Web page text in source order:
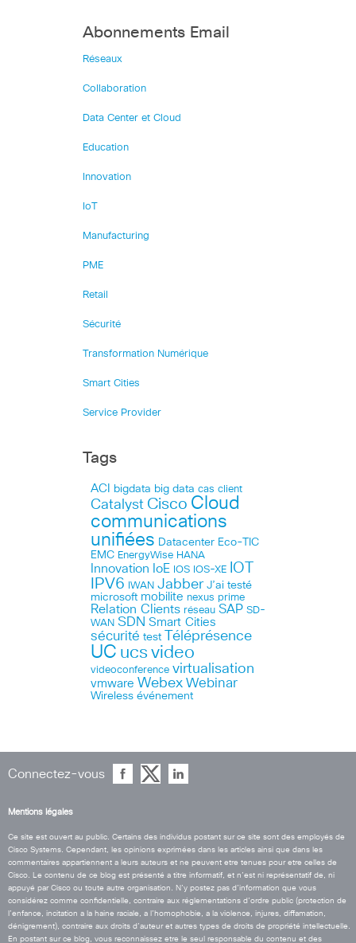
Abonnements Email
Réseaux
Collaboration
Data Center et Cloud
Education
Innovation
IoT
Manufacturing
PME
Retail
Sécurité
Transformation Numérique
Smart Cities
Service Provider
Tags
ACI bigdata big data cas client
Catalyst Cisco Cloud
communications
unifiées Datacenter Eco-TIC
EMC EnergyWise HANA
Innovation IoE IOS IOS-XE IOT
IPV6 IWAN Jabber J’ai testé
microsoft mobilite nexus prime
Relation Clients réseau SAP SD-
WAN SDN Smart Cities
sécurité test Téléprésence
UC ucs video
videoconference virtualisation
vmware Webex Webinar
Wireless événement
Connectez-vous
Mentions légales
Ce site est ouvert au public. Certains des individus postant sur ce site sont des employés de
Cisco Systems. Cependant, les opinions exprimées dans les articles ainsi que dans les
commentaires appartiennent a leurs auteurs et ne peuvent etre tenues pour etre celles de
Cisco. Le contenu de ce blog est présenté a titre informatif, et n’est ni représentatif de, ni
appuyé par Cisco ou toute autre organisation. N’y postez pas d’information que vous
considérez comme confidentielle, contraire aux réglementations d’ordre public (protection de
l’enfance, incitation a la haine raciale, a l’homophobie, a la violence, injures, diffamation,
dénigrement), contraire aux droits d’auteur et autres types de droits de propriété intellectuelle.
En postant sur ce blog, vous reconnaissez etre le seul responsable du contenu et des